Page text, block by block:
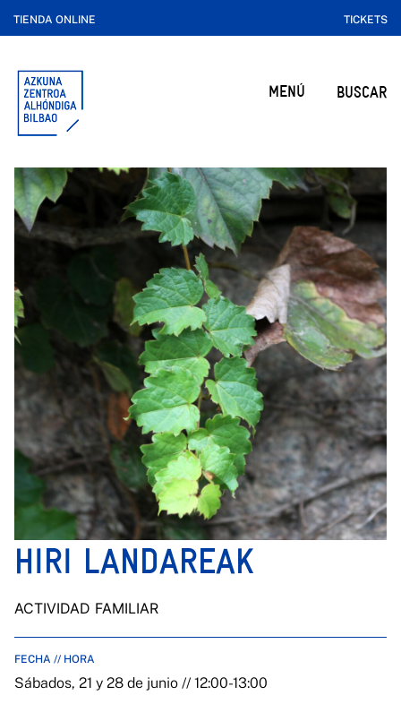
TIENDA ONLINE TICKETS
MENÚ BUSCAR
HIRI LANDAREAK
ACTIVIDAD FAMILIAR
FECHA // HORA
Sábados, 21 y 28 de junio // 12:00-13:00